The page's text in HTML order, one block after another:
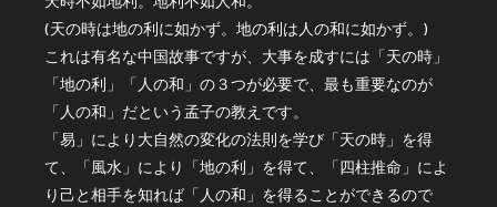
(天の時は地の利に如かず。地の利は人の和に如かず。)
これは有名な中国故事ですが、大事を成すには「天の時」
「地の利」「人の和」の３つが必要で、最も重要なのが
「人の和」だという孟子の教えです。
「易」により大自然の変化の法則を学び「天の時」を得
て、「風水」により「地の利」を得て、「四柱推命」によ
り己と相手を知れば「人の和」を得ることができるので